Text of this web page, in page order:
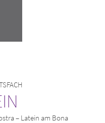
– Latein am Bona